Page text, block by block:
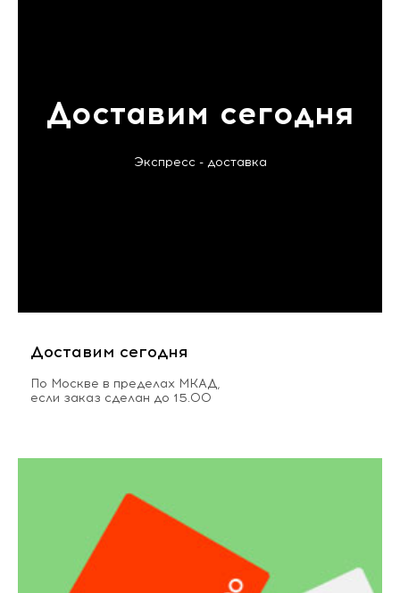
Доставим сегодня
Экспресс - доставка
Доставим сегодня
По Москве в пределах МКАД,
если заказ сделан до 15.00